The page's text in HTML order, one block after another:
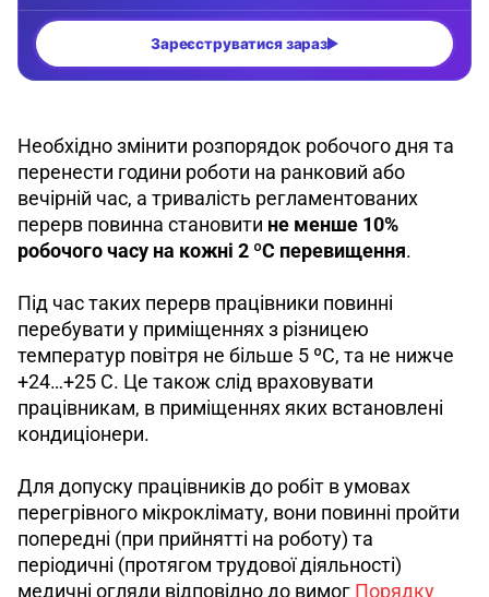
Необхідно змінити розпорядок робочого дня та
перенести години роботи на ранковий або
вечірній час, а тривалість регламентованих
перерв повинна становити не менше 10%
робочого часу на кожні 2 ºС перевищення.
Під час таких перерв працівники повинні
перебувати у приміщеннях з різницею
температур повітря не більше 5 ºС, та не нижче
+24…+25 С. Це також слід враховувати
працівникам, в приміщеннях яких встановлені
кондиціонери.
Для допуску працівників до робіт в умовах
перегрівного мікроклімату, вони повинні пройти
попередні (при прийнятті на роботу) та
періодичні (протягом трудової діяльності)
медичні огляди відповідно до вимог Порядку